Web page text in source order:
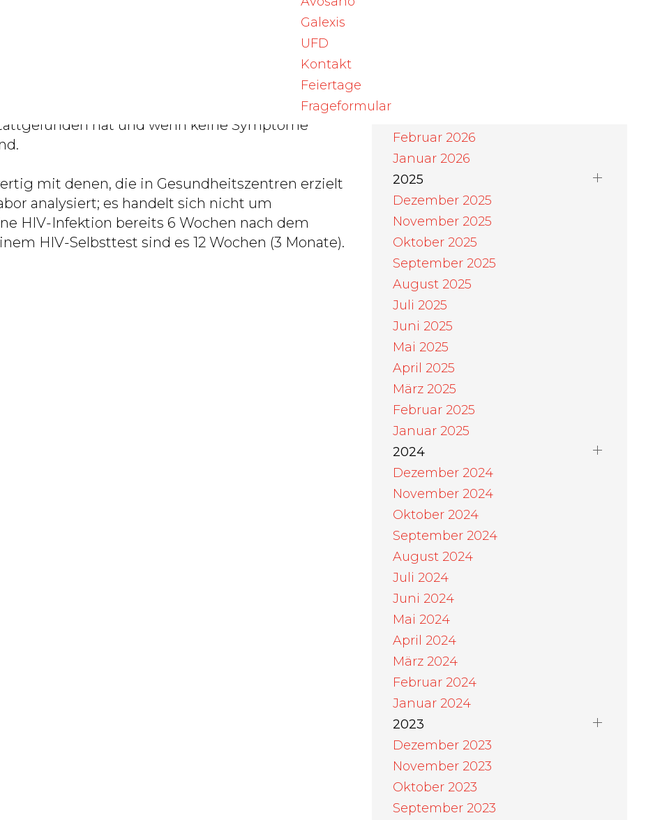
Galexis
UFD
Kontakt
Feiertage
Frageformular
unabhängig von Geschlechtsidentität,
Grundsätzlich ist es für alle sexuell aktiven
Infektionen zu testen. Check at Home ist
vor Ort bei den Gesundheitszentren
Routine-Screening sein, wenn innerhalb der
hat und wenn keine Symptome
mit denen, die in Gesundheitszentren erzielt
analysiert; es handelt sich nicht um
HIV-Infektion bereits 6 Wochen nach dem
HIV-Selbsttest sind es 12 Wochen (3 Monate).
Februar 2026
Januar 2026
2025
Dezember 2025
November 2025
Oktober 2025
September 2025
August 2025
Juli 2025
Juni 2025
Mai 2025
April 2025
März 2025
Februar 2025
Januar 2025
2024
Dezember 2024
November 2024
Oktober 2024
September 2024
August 2024
Juli 2024
Juni 2024
Mai 2024
April 2024
März 2024
Februar 2024
Januar 2024
2023
Dezember 2023
November 2023
Oktober 2023
September 2023